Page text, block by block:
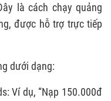
là cách chạy quảng
được hỗ trợ trực tiếp
dưới dạng:
Ví dụ, “Nạp 150.000đ